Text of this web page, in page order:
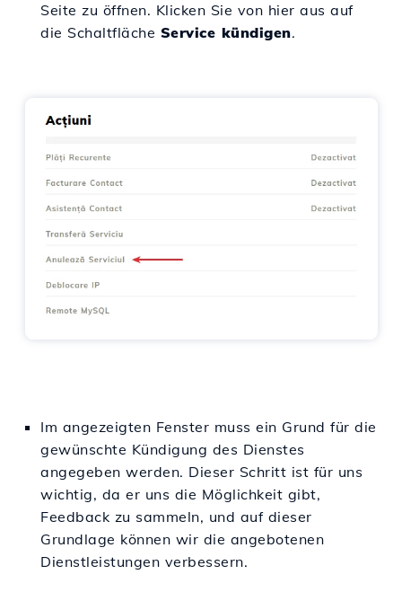
Seite zu öffnen. Klicken Sie von hier aus auf
die Schaltfläche Service kündigen.
Im angezeigten Fenster muss ein Grund für die
gewünschte Kündigung des Dienstes
angegeben werden. Dieser Schritt ist für uns
wichtig, da er uns die Möglichkeit gibt,
Feedback zu sammeln, und auf dieser
Grundlage können wir die angebotenen
Dienstleistungen verbessern.